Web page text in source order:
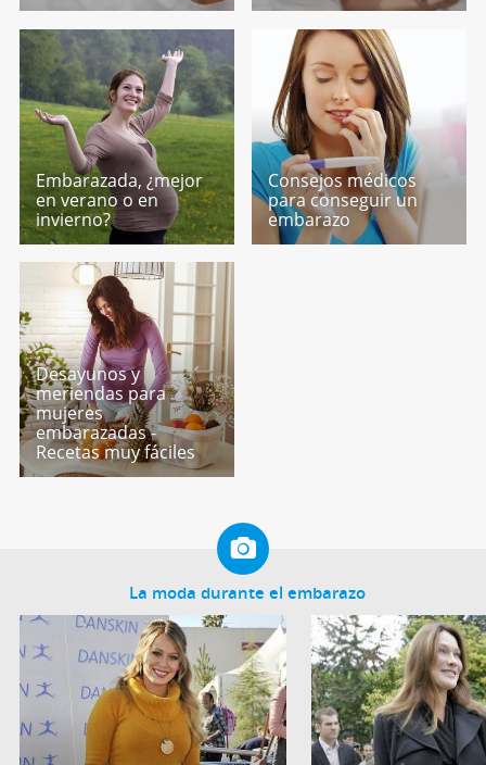
Embarazada, ¿mejor
en verano o en
invierno?
Consejos médicos
para conseguir un
embarazo
Desayunos y
meriendas para
mujeres
embarazadas -
Recetas muy fáciles
La moda durante el embarazo